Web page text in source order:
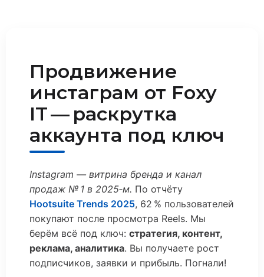
Продвижение
инстаграм от Foxy
IT — раскрутка
аккаунта под ключ
Instagram — витрина бренда и канал
продаж № 1 в 2025‑м. По отчёту
Hootsuite Trends 2025, 62 % пользователей
покупают после просмотра Reels. Мы
берём всё под ключ: стратегия, контент,
реклама, аналитика. Вы получаете рост
подписчиков, заявки и прибыль. Погнали!